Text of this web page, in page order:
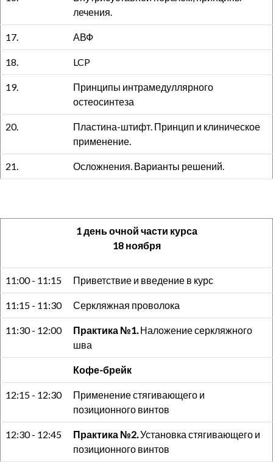
лечения.
17. АВФ
18. LCP
19.
Принципы интрамедуллярного
остеосинтеза
20.
Пластина-штифт. Принцип и клиническое
применение.
21. Осложнения. Варианты решений.
1 день очной части курса
18 ноября
11:00 - 11:15 Приветствие и введение в курс
11:15 - 11:30 Серкляжная проволока
11:30 - 12:00 Практика №1.Наложение серкляжного
шва
Кофе-брейк
12:15 - 12:30
Применение стягивающего и
позиционного винтов
12:30 - 12:45 Практика №2.Установка стягивающего и
позиционного винтов